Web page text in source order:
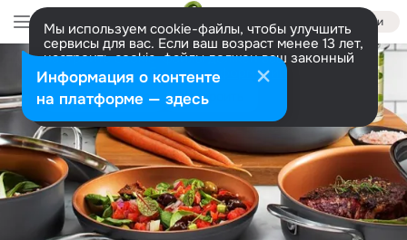
Войти
Мы используем cookie-файлы, чтобы улучшить
сервисы для вас. Если ваш возраст менее 13 лет,
настроить cookie-файлы должен ваш законный
представитель. Больше информации
Разрешить все Настроить
Информация о контенте
на платформе — здесь